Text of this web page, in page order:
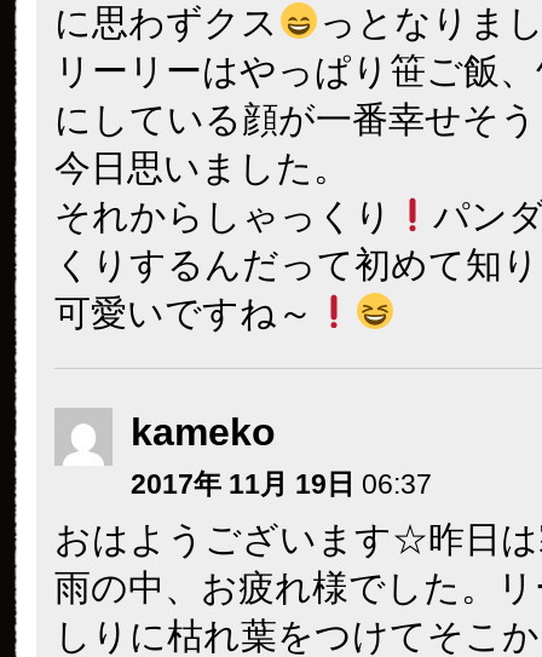
に思わずクス
っとなりま
リーリーはやっぱり笹ご飯
にしている顔が一番幸せそ
今日思いました。
それからしゃっくり
パン
くりするんだって初めて知
可愛いですね～
kameko
2017年 11月 19日 06:37
おはようございます☆昨日
雨の中、お疲れ様でした。
しりに枯れ葉をつけてそこ